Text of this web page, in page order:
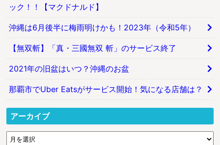
ック！！【マクドナルド】
沖縄は6月後半に梅雨明けかも！2023年（令和5年）
【無双斬】「真・三國無双 斬」のサービス終了
2021年の旧盆はいつ？沖縄のお盆
那覇市でUber Eatsがサービス開始！気になる店舗は？
アーカイブ